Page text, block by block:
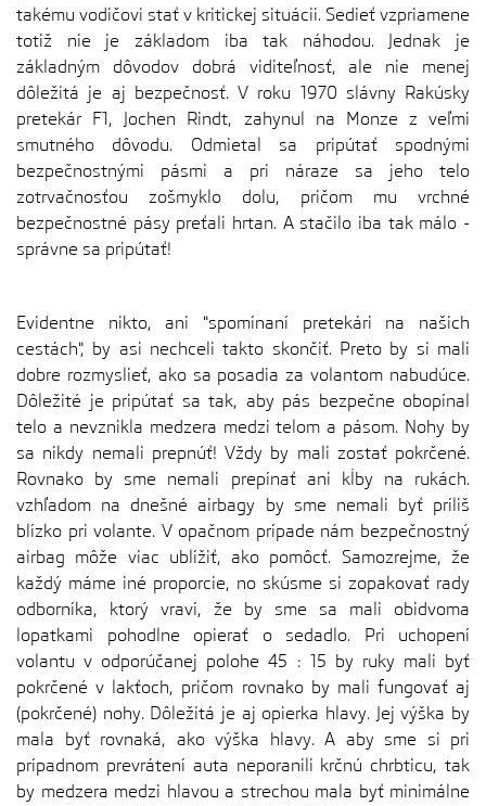
takému vodičovi stať v kritickej situácii. Sedieť vzpriamene
totiž nie je základom iba tak náhodou. Jednak je
základným dôvodov dobrá viditeľnosť, ale nie menej
dôležitá je aj bezpečnosť. V roku 1970 slávny Rakúsky
pretekár F1, Jochen Rindt, zahynul na Monze z veľmi
smutného dôvodu. Odmietal sa pripútať spodnými
bezpečnostnými pásmi a pri náraze sa jeho telo
zotrvačnosťou zošmyklo dolu, pričom mu vrchné
bezpečnostné pásy preťali hrtan. A stačilo iba tak málo -
správne sa pripútať!
Evidentne nikto, ani "spomínaní pretekári na našich
cestách", by asi nechceli takto skončiť. Preto by si mali
dobre rozmyslieť, ako sa posadia za volantom nabudúce.
Dôležité je pripútať sa tak, aby pás bezpečne obopínal
telo a nevznikla medzera medzi telom a pásom. Nohy by
sa nikdy nemali prepnúť! Vždy by mali zostať pokrčené.
Rovnako by sme nemali prepínať ani kĺby na rukách.
vzhľadom na dnešné airbagy by sme nemali byť príliš
blízko pri volante. V opačnom prípade nám bezpečnostný
airbag môže viac ublížiť, ako pomôcť. Samozrejme, že
každý máme iné proporcie, no skúsme si zopakovať rady
odborníka, ktorý vraví, že by sme sa mali obidvoma
lopatkami pohodlne opierať o sedadlo. Pri uchopení
volantu v odporúčanej polohe 45 : 15 by ruky mali byť
pokrčené v lakťoch, pričom rovnako by mali fungovať aj
(pokrčené) nohy. Dôležitá je aj opierka hlavy. Jej výška by
mala byť rovnaká, ako výška hlavy. A aby sme si pri
prípadnom prevrátení auta neporanili krčnú chrbticu, tak
by medzera medzi hlavou a strechou mala byť minimálne